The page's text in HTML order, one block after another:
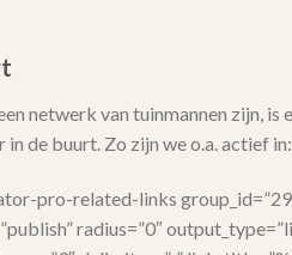
netwerk van tuinmannen zijn, is
in de buurt. Zo zijn we o.a. actief in:
pro-related-links
radius=”0″